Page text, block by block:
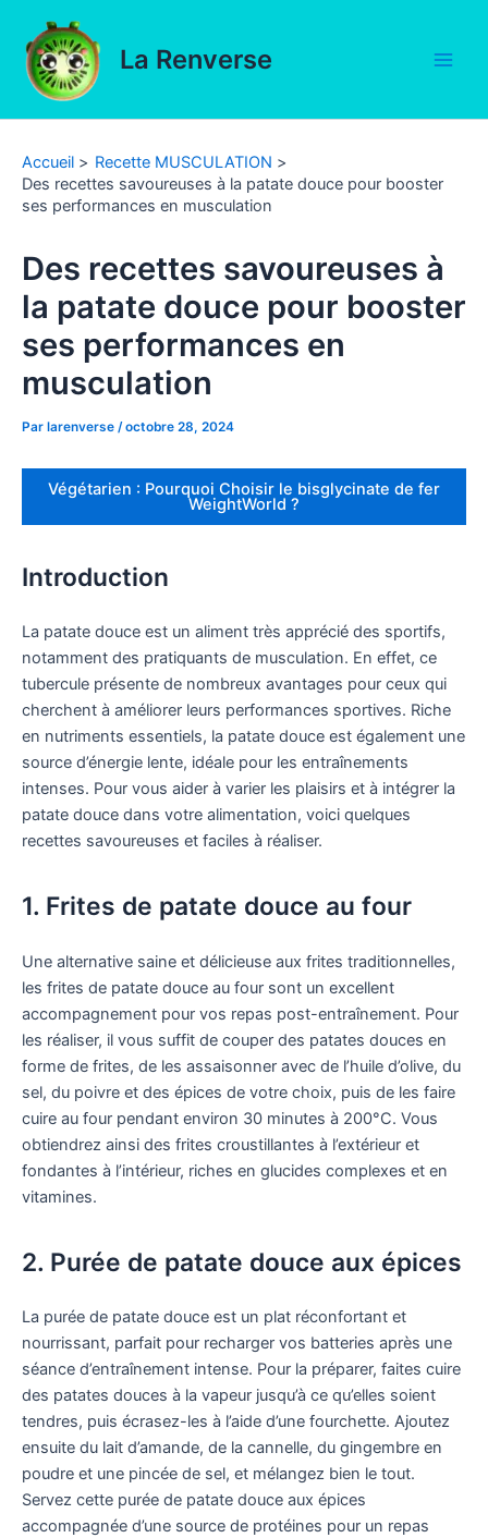
contenu
La Renverse
Accueil
Recette MUSCULATION
Des recettes savoureuses à la patate douce pour booster
ses performances en musculation
Des recettes savoureuses à
la patate douce pour booster
ses performances en
musculation
Par larenverse /octobre 28, 2024
Végétarien : Pourquoi Choisir le bisglycinate de fer
WeightWorld ?
Introduction
La patate douce est un aliment très apprécié des sportifs,
notamment des pratiquants de musculation. En effet, ce
tubercule présente de nombreux avantages pour ceux qui
cherchent à améliorer leurs performances sportives. Riche
en nutriments essentiels, la patate douce est également une
source d’énergie lente, idéale pour les entraînements
intenses. Pour vous aider à varier les plaisirs et à intégrer la
patate douce dans votre alimentation, voici quelques
recettes savoureuses et faciles à réaliser.
1. Frites de patate douce au four
Une alternative saine et délicieuse aux frites traditionnelles,
les frites de patate douce au four sont un excellent
accompagnement pour vos repas post-entraînement. Pour
les réaliser, il vous suffit de couper des patates douces en
forme de frites, de les assaisonner avec de l’huile d’olive, du
sel, du poivre et des épices de votre choix, puis de les faire
cuire au four pendant environ 30 minutes à 200°C. Vous
obtiendrez ainsi des frites croustillantes à l’extérieur et
fondantes à l’intérieur, riches en glucides complexes et en
vitamines.
2. Purée de patate douce aux épices
La purée de patate douce est un plat réconfortant et
nourrissant, parfait pour recharger vos batteries après une
séance d’entraînement intense. Pour la préparer, faites cuire
des patates douces à la vapeur jusqu’à ce qu’elles soient
tendres, puis écrasez-les à l’aide d’une fourchette. Ajoutez
ensuite du lait d’amande, de la cannelle, du gingembre en
poudre et une pincée de sel, et mélangez bien le tout.
Servez cette purée de patate douce aux épices
accompagnée d’une source de protéines pour un repas